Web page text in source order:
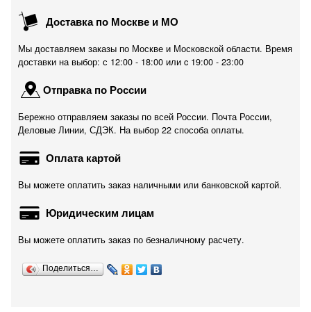
Доставка по Москве и МО
Мы доставляем заказы по Москве и Московской области. Время
доставки на выбор: с 12:00 - 18:00 или c 19:00 - 23:00
Отправка по России
Бережно отправляем заказы по всей России. Почта России,
Деловые Линии, СДЭК. На выбор 22 способа оплаты.
Оплата картой
Вы можете оплатить заказ наличными или банковской картой.
Юридическим лицам
Вы можете оплатить заказ по безналичному расчету.
Поделиться…